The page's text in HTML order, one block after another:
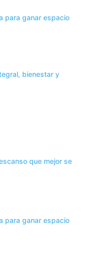
para ganar espacio
bienestar y
que mejor se
para ganar espacio